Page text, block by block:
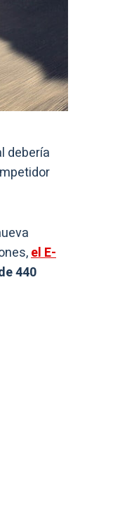
debería
el E-
440